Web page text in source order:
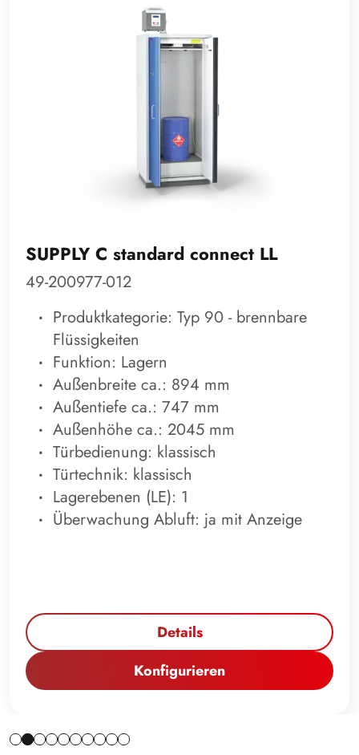
SUPPLY C standard connect LL
49-200977-012
Produktkategorie: Typ 90 - brennbare
Flüssigkeiten
Funktion: Lagern
Außenbreite ca.: 894 mm
Außentiefe ca.: 747 mm
Außenhöhe ca.: 2045 mm
Türbedienung: klassisch
Türtechnik: klassisch
Lagerebenen (LE): 1
Überwachung Abluft: ja mit Anzeige
Details
Konfigurieren